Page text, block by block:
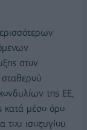
στον
της ΕΕ,
κατά μέσο όρο
του ισοζυγίου